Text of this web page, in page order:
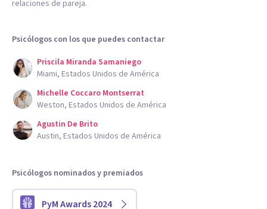
relaciones de pareja.
Psicólogos con los que puedes contactar
Priscila Miranda Samaniego
Miami, Estados Unidos de América
Michelle Coccaro Montserrat
Weston, Estados Unidos de América
Agustin De Brito
Austin, Estados Unidos de América
Psicólogos nominados y premiados
PyM Awards 2024